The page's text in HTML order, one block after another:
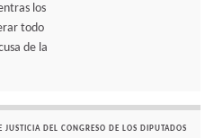
los
todo
de la
JUSTICIA DEL CONGRESO DE LOS DIPUTADOS